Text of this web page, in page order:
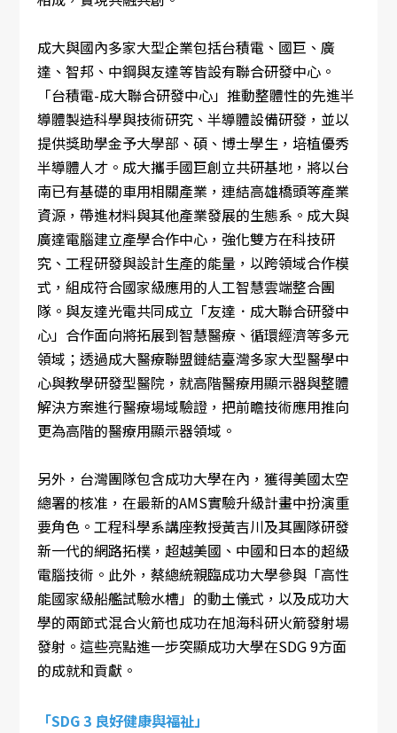
成大與國內多家大型企業包括台積電、國巨、廣
達、智邦、中鋼與友達等皆設有聯合研發中心。
「台積電-成大聯合研發中心」推動整體性的先進半
導體製造科學與技術研究、半導體設備研發，並以
提供獎助學金予大學部、碩、博士學生，培植優秀
半導體人才。成大攜手國巨創立共研基地，將以台
南已有基礎的車用相關產業，連結高雄橋頭等產業
資源，帶進材料與其他產業發展的生態系。成大與
廣達電腦建立產學合作中心，強化雙方在科技研
究、工程研發與設計生產的能量，以跨領域合作模
式，組成符合國家級應用的人工智慧雲端整合團
隊。與友達光電共同成立「友達．成大聯合研發中
心」合作面向將拓展到智慧醫療、循環經濟等多元
領域；透過成大醫療聯盟鏈結臺灣多家大型醫學中
心與教學研發型醫院，就高階醫療用顯示器與整體
解決方案進行醫療場域驗證，把前瞻技術應用推向
更為高階的醫療用顯示器領域。
另外，台灣團隊包含成功大學在內，獲得美國太空
總署的核准，在最新的AMS實驗升級計畫中扮演重
要角色。工程科學系講座教授黃吉川及其團隊研發
新一代的網路拓樸，超越美國、中國和日本的超級
電腦技術。此外，蔡總統親臨成功大學參與「高性
能國家級船艦試驗水槽」的動土儀式，以及成功大
學的兩節式混合火箭也成功在旭海科研火箭發射場
發射。這些亮點進一步突顯成功大學在SDG 9方面
的成就和貢獻。
「SDG 3 良好健康與福祉」